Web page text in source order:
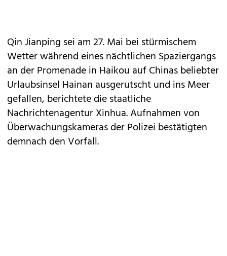
Qin Jianping sei am 27. Mai bei stürmischem
Wetter während eines nächtlichen Spaziergangs
an der Promenade in Haikou auf Chinas beliebter
Urlaubsinsel Hainan ausgerutscht und ins Meer
gefallen, berichtete die staatliche
Nachrichtenagentur Xinhua. Aufnahmen von
Überwachungskameras der Polizei bestätigten
demnach den Vorfall.